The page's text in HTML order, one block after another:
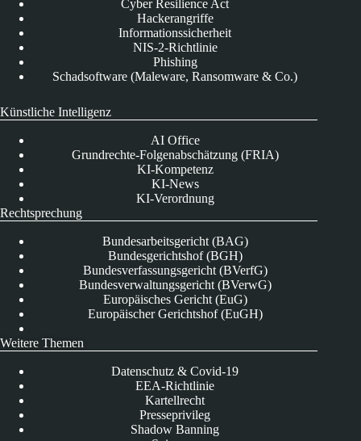
Cyber Resilience Act
Hackerangriffe
Informationssicherheit
NIS-2-Richtlinie
Phishing
Schadsoftware (Maleware, Ransomware & Co.)
Künstliche Intelligenz
AI Office
Grundrechte-Folgenabschätzung (FRIA)
KI-Kompetenz
KI-News
KI-Verordnung
Rechtsprechung
Bundesarbeitsgericht (BAG)
Bundesgerichtshof (BGH)
Bundesverfassungsgericht (BVerfG)
Bundesverwaltungsgericht (BVerwG)
Europäisches Gericht (EuG)
Europäischer Gerichtshof (EuGH)
Weitere Themen
Datenschutz & Covid-19
EEA-Richtlinie
Kartellrecht
Presseprivileg
Shadow Banning